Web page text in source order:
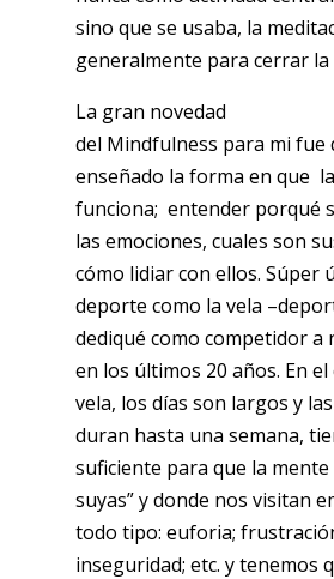
sino que se usaba, la
generalmente para cerrar la
La gran novedad
del Mindfulness para mi fue
enseñado la forma en que
funciona; entender porqué
las emociones, cuales son
cómo lidiar con ellos. Súper
deporte como la vela
dediqué como competidor a
en los últimos 20 años. En
vela, los días son largos y
duran hasta una semana,
suficiente para que la mente
suyas” y donde nos visitan
todo tipo: euforia;
inseguridad; etc. y tenemos